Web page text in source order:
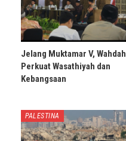
Jelang Muktamar V, Wahdah
Perkuat Wasathiyah dan
Kebangsaan
PALESTINA